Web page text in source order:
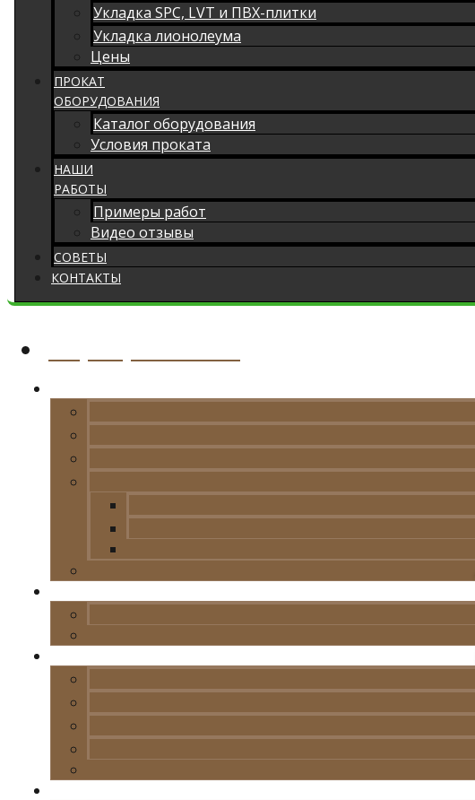
Укладка SPC, LVT и ПВХ-плитки
Укладка лионолеума
Цены
ПРОКАТ
ОБОРУДОВАНИЯ
Каталог оборудования
Условия проката
НАШИ
РАБОТЫ
Примеры работ
Видео отзывы
СОВЕТЫ
КОНТАКТЫ